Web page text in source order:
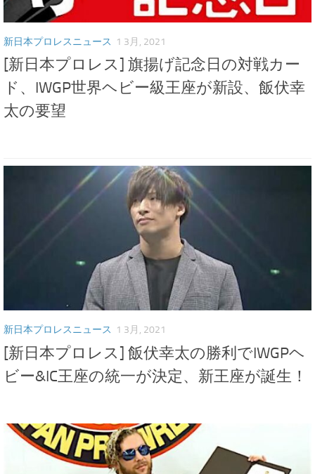
新日本プロレスニュース 1 3月, 2021
[新日本プロレス] 旗揚げ記念日の対戦カー
ド、IWGP世界ヘビー級王座が新設、飯伏幸
太の要望
新日本プロレスニュース 1 3月, 2021
[新日本プロレス] 飯伏幸太の勝利でIWGPヘ
ビー&IC王座の統一が決定、新王座が誕生！